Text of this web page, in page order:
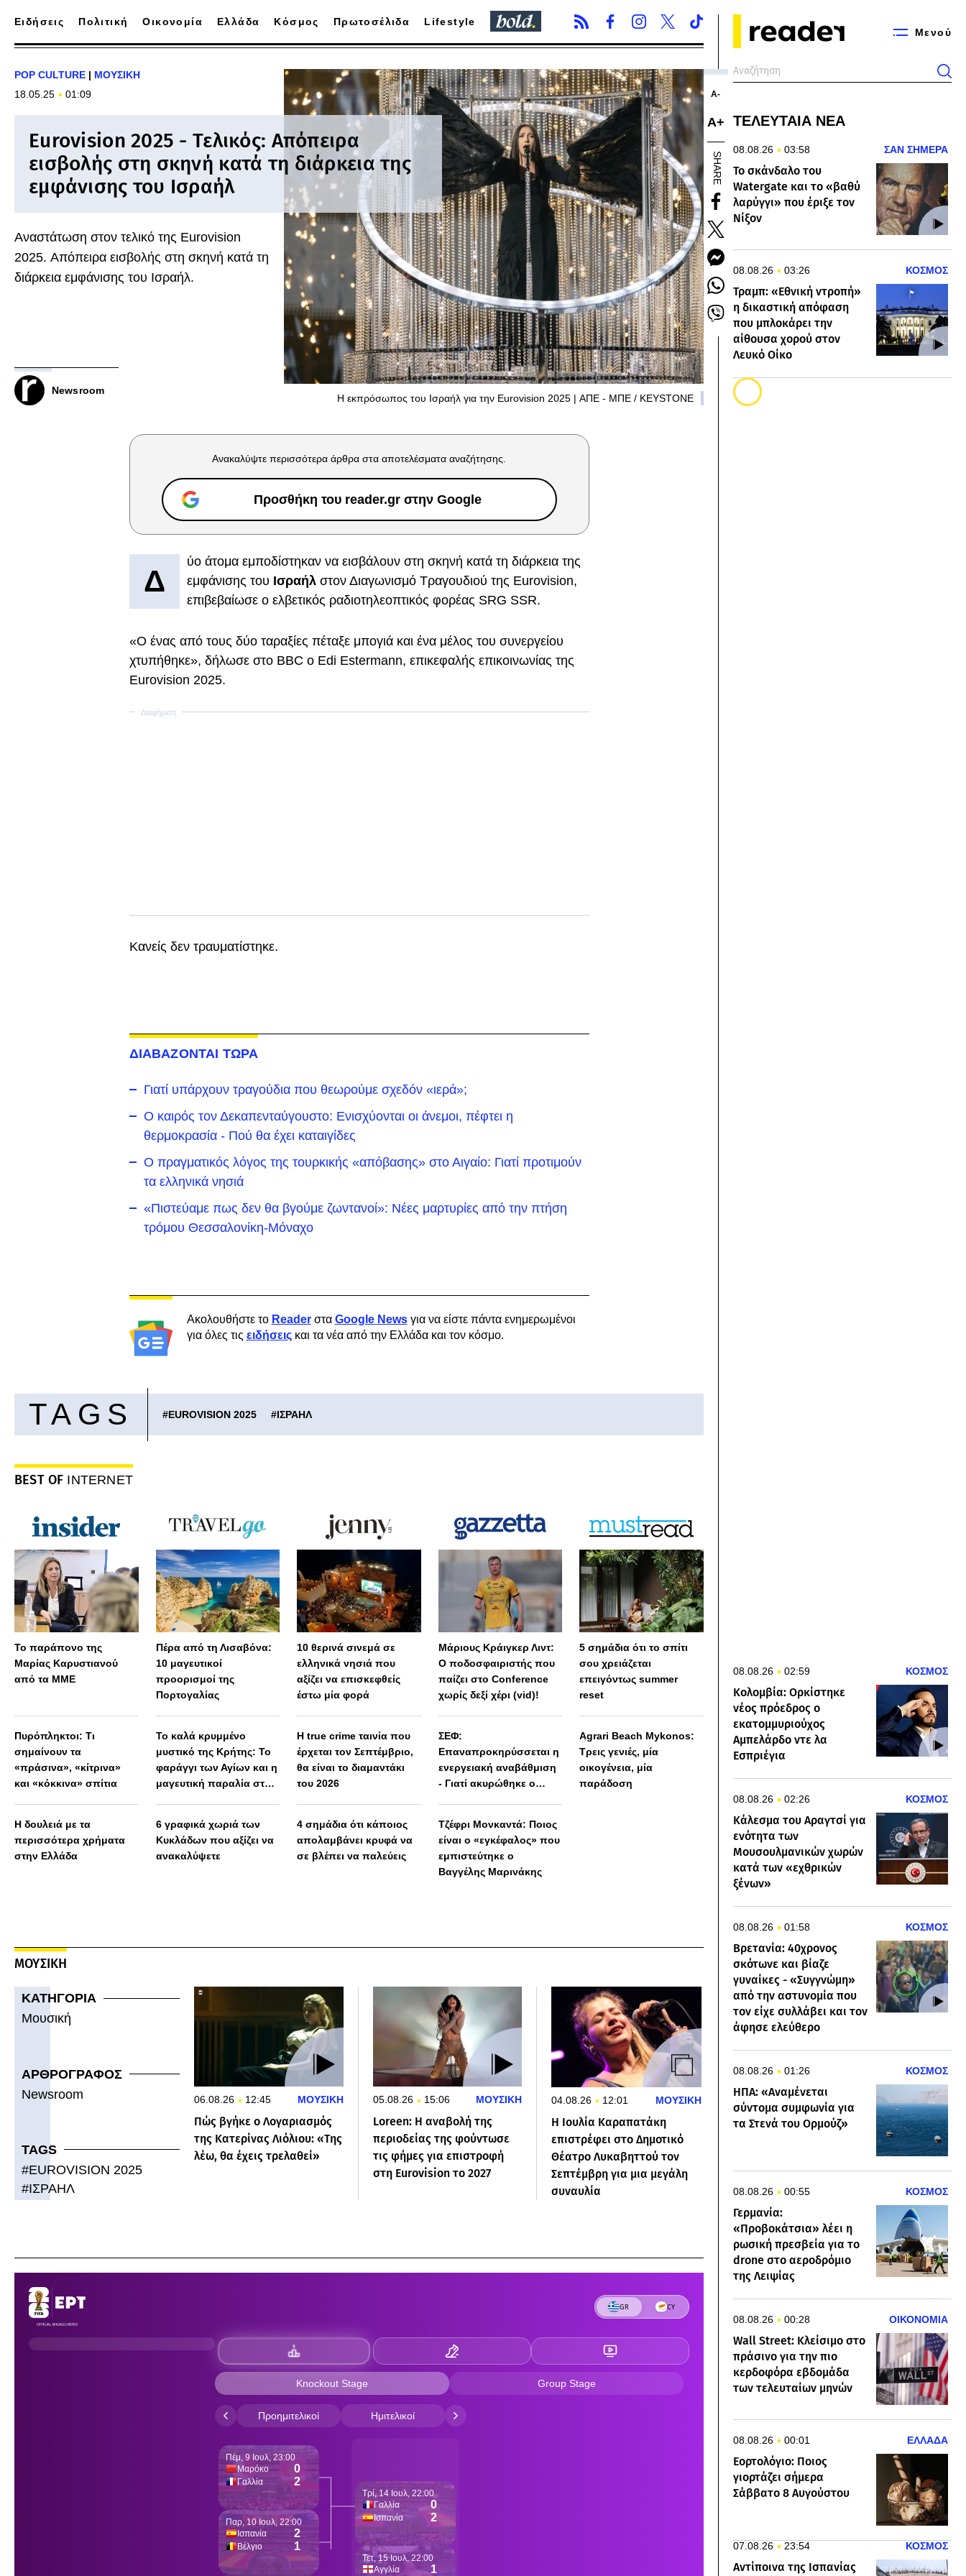
Μενού
Ειδήσεις Πολιτική Οικονομία Ελλάδα Κόσμος Πρωτοσέλιδα Lifestyle
POP CULTURE | ΜΟΥΣΙΚΗ
18.05.25
01:09
Eurovision 2025 - Τελικός: Απόπειρα
εισβολής στη σκηνή κατά τη διάρκεια της
εμφάνισης του Ισραήλ
Αναστάτωση στον τελικό της Eurovision
2025. Απόπειρα εισβολής στη σκηνή κατά τη
διάρκεια εμφάνισης του Ισραήλ.
Newsroom
Η εκπρόσωπος του Ισραήλ για την Eurovision 2025 | ΑΠΕ - ΜΠΕ / KEYSTONE
Α-
Α+
SHARE
Ανακαλύψτε περισσότερα άρθρα στα αποτελέσματα αναζήτησης.
Προσθήκη του reader.gr στην Google
Δ
ύο άτομα εμποδίστηκαν να εισβάλουν στη σκηνή κατά τη διάρκεια της
εμφάνισης του Ισραήλστον Διαγωνισμό Τραγουδιού της Eurovision,
επιβεβαίωσε ο ελβετικός ραδιοτηλεοπτικός φορέας SRG SSR.
«Ο ένας από τους δύο ταραξίες πέταξε μπογιά και ένα μέλος του συνεργείου
χτυπήθηκε», δήλωσε στο BBC ο Edi Estermann, επικεφαλής επικοινωνίας της
Eurovision 2025.
Κανείς δεν τραυματίστηκε.
ΔΙΑΒΑΖΟΝΤΑΙ ΤΩΡΑ
Γιατί υπάρχουν τραγούδια που θεωρούμε σχεδόν «ιερά»;
Ο καιρός τον Δεκαπενταύγουστο: Ενισχύονται οι άνεμοι, πέφτει η
θερμοκρασία - Πού θα έχει καταιγίδες
Ο πραγματικός λόγος της τουρκικής «απόβασης» στο Αιγαίο: Γιατί προτιμούν
τα ελληνικά νησιά
«Πιστεύαμε πως δεν θα βγούμε ζωντανοί»: Νέες μαρτυρίες από την πτήση
τρόμου Θεσσαλονίκη-Μόναχο
Ακολουθήστε το Readerστα Google Newsγια να είστε πάντα ενημερωμένοι
για όλες τις ειδήσειςκαι τα νέα από την Ελλάδα και τον κόσμο.
TAGS #EUROVISION 2025 #ΙΣΡΑΗΛ
BEST OF INTERNET
Το παράπονο της
Μαρίας Καρυστιανού
από τα ΜΜΕ
Πυρόπληκτοι: Τι
σημαίνουν τα
«πράσινα», «κίτρινα»
και «κόκκινα» σπίτια
Η δουλειά με τα
περισσότερα χρήματα
στην Ελλάδα
Πέρα από τη Λισαβόνα:
10 μαγευτικοί
προορισμοί της
Πορτογαλίας
Το καλά κρυμμένο
μυστικό της Κρήτης: Το
φαράγγι των Αγίων και η
μαγευτική παραλία στο
6 γραφικά χωριά των
Κυκλάδων που αξίζει να
ανακαλύψετε
10 θερινά σινεμά σε
ελληνικά νησιά που
αξίζει να επισκεφθείς
έστω μία φορά
Η true crime ταινία που
έρχεται τον Σεπτέμβριο,
θα είναι το διαμαντάκι
του 2026
4 σημάδια ότι κάποιος
απολαμβάνει κρυφά να
σε βλέπει να παλεύεις
Μάριους Κράιγκερ Λιντ:
Ο ποδοσφαιριστής που
παίζει στο Conference
χωρίς δεξί χέρι (vid)!
ΣΕΦ:
Επαναπροκηρύσσεται η
ενεργειακή αναβάθμιση
- Γιατί ακυρώθηκε ο
Τζέφρι Μονκαντά: Ποιος
είναι ο «εγκέφαλος» που
εμπιστεύτηκε ο
Βαγγέλης Μαρινάκης
5 σημάδια ότι το σπίτι
σου χρειάζεται
επειγόντως summer
reset
Agrari Beach Mykonos:
Τρεις γενιές, μία
οικογένεια, μία
παράδοση
ΜΟΥΣΙΚΗ
ΚΑΤΗΓΟΡΙΑ
Μουσική
ΑΡΘΡΟΓΡΑΦΟΣ
Newsroom
TAGS
#EUROVISION 2025
#ΙΣΡΑΗΛ
06.08.26 12:45 ΜΟΥΣΙΚΗ
Πώς βγήκε ο Λογαριασμός
της Κατερίνας Λιόλιου: «Της
λέω, θα έχεις τρελαθεί»
05.08.26 15:06 ΜΟΥΣΙΚΗ
Loreen: Η αναβολή της
περιοδείας της φούντωσε
τις φήμες για επιστροφή
στη Eurovision το 2027
04.08.26 12:01 ΜΟΥΣΙΚΗ
Η Ιουλία Καραπατάκη
επιστρέφει στο Δημοτικό
Θέατρο Λυκαβηττού τον
Σεπτέμβρη για μια μεγάλη
συναυλία
ΤΕΛΕΥΤΑΙΑ ΝΕΑ
08.08.26 03:58 ΣΑΝ ΣΗΜΕΡΑ
Το σκάνδαλο του
Watergate και το «βαθύ
λαρύγγι» που έριξε τον
Νίξον
08.08.26 03:26 ΚΟΣΜΟΣ
Τραμπ: «Εθνική ντροπή»
η δικαστική απόφαση
που μπλοκάρει την
αίθουσα χορού στον
Λευκό Οίκο
08.08.26 02:59 ΚΟΣΜΟΣ
Κολομβία: Ορκίστηκε
νέος πρόεδρος ο
εκατομμυριούχος
Αμπελάρδο ντε λα
Εσπριέγια
08.08.26 02:26 ΚΟΣΜΟΣ
Κάλεσμα του Αραγτσί για
ενότητα των
Μουσουλμανικών χωρών
κατά των «εχθρικών
ξένων»
08.08.26 01:58 ΚΟΣΜΟΣ
Βρετανία: 40χρονος
σκότωνε και βίαζε
γυναίκες - «Συγγνώμη»
από την αστυνομία που
τον είχε συλλάβει και τον
άφησε ελεύθερο
08.08.26 01:26 ΚΟΣΜΟΣ
ΗΠΑ: «Αναμένεται
σύντομα συμφωνία για
τα Στενά του Ορμούζ»
08.08.26 00:55 ΚΟΣΜΟΣ
Γερμανία:
«Προβοκάτσια» λέει η
ρωσική πρεσβεία για το
drone στο αεροδρόμιο
της Λειψίας
08.08.26 00:28 ΟΙΚΟΝΟΜΙΑ
Wall Street: Κλείσιμο στο
πράσινο για την πιο
κερδοφόρα εβδομάδα
των τελευταίων μηνών
08.08.26 00:01 ΕΛΛΑΔΑ
Εορτολόγιο: Ποιος
γιορτάζει σήμερα
Σάββατο 8 Αυγούστου
07.08.26 23:54 ΚΟΣΜΟΣ
Αντίποινα της Ισπανίας